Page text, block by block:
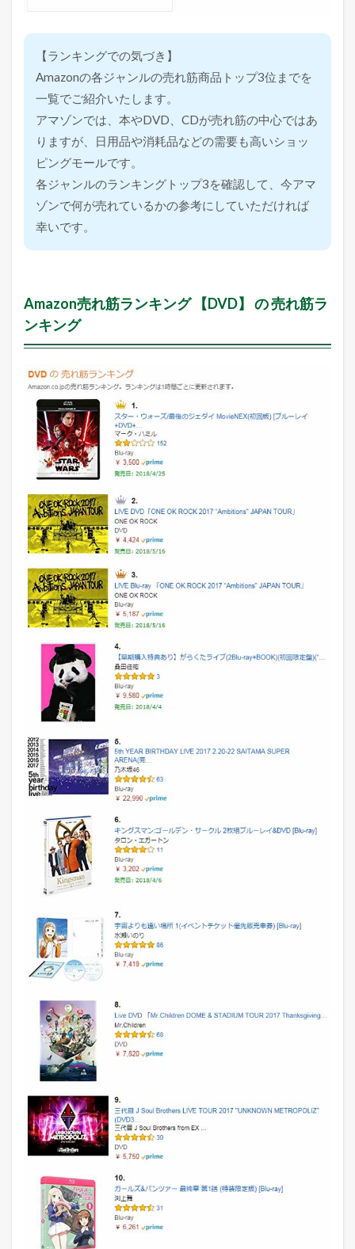
【ランキングでの気づき】
Amazonの各ジャンルの売れ筋商品トップ3位までを
一覧でご紹介いたします。
アマゾンでは、本やDVD、CDが売れ筋の中心ではあ
りますが、日用品や消耗品などの需要も高いショッ
ピングモールです。
各ジャンルのランキングトップ3を確認して、今アマ
ゾンで何が売れているかの参考にしていただければ
幸いです。
Amazon売れ筋ランキング 【DVD】 の 売れ筋ラ
ンキング